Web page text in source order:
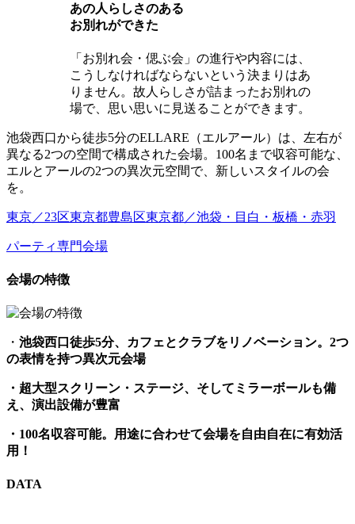
あの⼈らしさのある
お別れができた
「お別れ会・偲ぶ会」の進行や内容には、
こうしなければならないという決まりはあ
りません。故人らしさが詰まったお別れの
場で、思い思いに見送ることができます。
池袋西口から徒歩5分のELLARE（エルアール）は、左右が
異なる2つの空間で構成された会場。100名まで収容可能な、
エルとアールの2つの異次元空間で、新しいスタイルの会
を。
東京／23区東京都豊島区東京都／池袋・目白・板橋・赤羽
パーティ専門会場
会場の特徴
・ 池袋西口徒歩5分、カフェとクラブをリノベーション。 2つ
の表情を持つ異次元会場
・超大型スクリーン・ステージ、そしてミラーボールも備
え、演出設備が豊富
・100名収容可能。用途に合わせて会場を自由自在に有効活
用！
DATA